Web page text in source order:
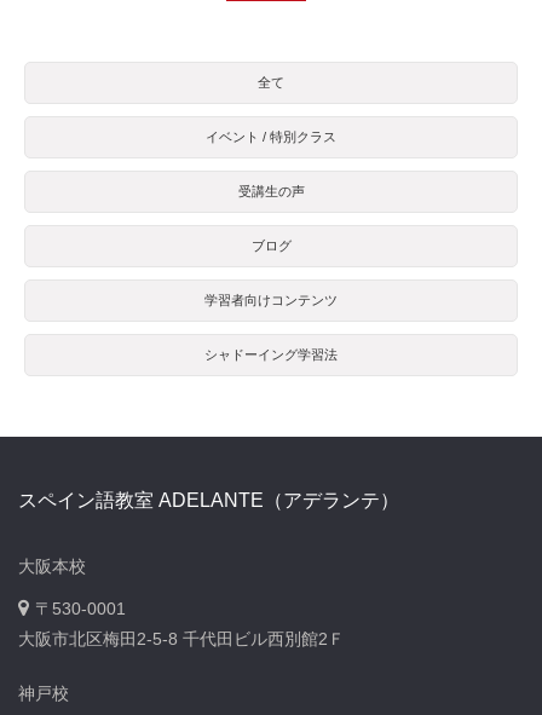
全て
イベント / 特別クラス
受講生の声
ブログ
学習者向けコンテンツ
シャドーイング学習法
スペイン語教室 ADELANTE（アデランテ）
大阪本校
〒530-0001
大阪市北区梅田2-5-8 千代田ビル西別館2Ｆ
神戸校